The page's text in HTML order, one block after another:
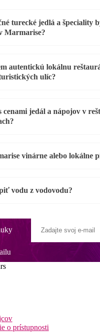
turecké jedlá a špeciality
Marmarise?
autentickú lokálnu
ulíc?
cenami jedál a nápojov v
vinárne alebo lokálne
vodu z vodovodu?
o prístupnosti